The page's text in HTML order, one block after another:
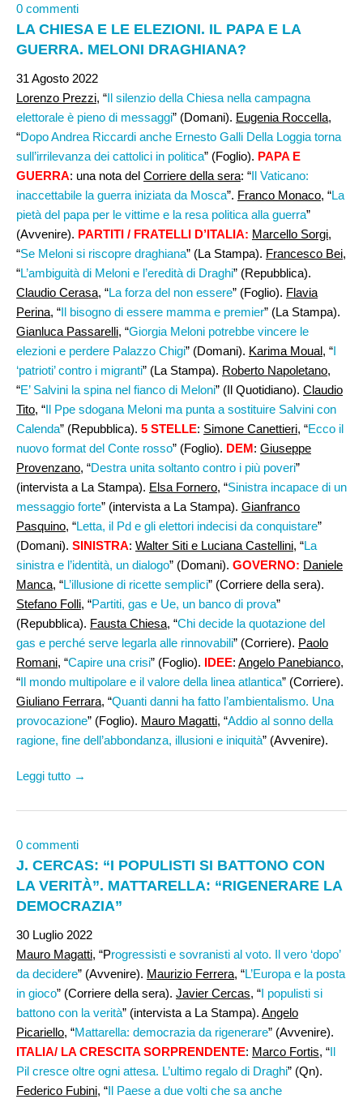
0 commenti
LA CHIESA E LE ELEZIONI. IL PAPA E LA
GUERRA. MELONI DRAGHIANA?
31 Agosto 2022
Lorenzo Prezzi, “Il silenzio della Chiesa nella campagna
elettorale è pieno di messaggi” (Domani). Eugenia Roccella,
“Dopo Andrea Riccardi anche Ernesto Galli Della Loggia torna
sull’irrilevanza dei cattolici in politica” (Foglio). PAPA E
GUERRA: una nota del Corriere della sera: “Il Vaticano:
inaccettabile la guerra iniziata da Mosca”. Franco Monaco, “La
pietà del papa per le vittime e la resa politica alla guerra”
(Avvenire). PARTITI / FRATELLI D’ITALIA: Marcello Sorgi,
“Se Meloni si riscopre draghiana” (La Stampa). Francesco Bei,
“L’ambiguità di Meloni e l’eredità di Draghi” (Repubblica).
Claudio Cerasa, “La forza del non essere” (Foglio). Flavia
Perina, “Il bisogno di essere mamma e premier” (La Stampa).
Gianluca Passarelli, “Giorgia Meloni potrebbe vincere le
elezioni e perdere Palazzo Chigi” (Domani). Karima Moual, “I
‘patrioti’ contro i migranti” (La Stampa). Roberto Napoletano,
“E’ Salvini la spina nel fianco di Meloni” (Il Quotidiano). Claudio
Tito, “Il Ppe sdogana Meloni ma punta a sostituire Salvini con
Calenda” (Repubblica). 5 STELLE: Simone Canettieri, “Ecco il
nuovo format del Conte rosso” (Foglio). DEM: Giuseppe
Provenzano, “Destra unita soltanto contro i più poveri”
(intervista a La Stampa). Elsa Fornero, “Sinistra incapace di un
messaggio forte” (intervista a La Stampa). Gianfranco
Pasquino, “Letta, il Pd e gli elettori indecisi da conquistare”
(Domani). SINISTRA: Walter Siti e Luciana Castellini, “La
sinistra e l’identità, un dialogo” (Domani). GOVERNO: Daniele
Manca, “L’illusione di ricette semplici” (Corriere della sera).
Stefano Folli, “Partiti, gas e Ue, un banco di prova”
(Repubblica). Fausta Chiesa, “Chi decide la quotazione del
gas e perché serve legarla alle rinnovabili” (Corriere). Paolo
Romani, “Capire una crisi” (Foglio). IDEE: Angelo Panebianco,
“Il mondo multipolare e il valore della linea atlantica” (Corriere).
Giuliano Ferrara, “Quanti danni ha fatto l’ambientalismo. Una
provocazione” (Foglio). Mauro Magatti, “Addio al sonno della
ragione, fine dell’abbondanza, illusioni e iniquità” (Avvenire).
Leggi tutto →
0 commenti
J. CERCAS: “I POPULISTI SI BATTONO CON
LA VERITÀ”. MATTARELLA: “RIGENERARE LA
DEMOCRAZIA”
30 Luglio 2022
Mauro Magatti, “Progressisti e sovranisti al voto. Il vero ‘dopo’
da decidere” (Avvenire). Maurizio Ferrera, “L’Europa e la posta
in gioco” (Corriere della sera). Javier Cercas, “I populisti si
battono con la verità” (intervista a La Stampa). Angelo
Picariello, “Mattarella: democrazia da rigenerare” (Avvenire).
ITALIA/ LA CRESCITA SORPRENDENTE: Marco Fortis, “Il
Pil cresce oltre ogni attesa. L’ultimo regalo di Draghi” (Qn).
Federico Fubini, “Il Paese a due volti che sa anche